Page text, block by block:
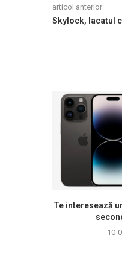
articol anterior
Skylock, lacatul
Te interesează
10-